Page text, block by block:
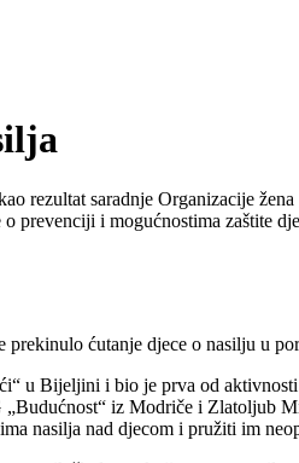
rezultat saradnje Organizacije
i mogućnostima zaštite
ćutanje djece o nasilju u
u Bijeljini i bio je prva od
iz Modriče i Zlatoljub
nasilja nad djecom i pružiti im